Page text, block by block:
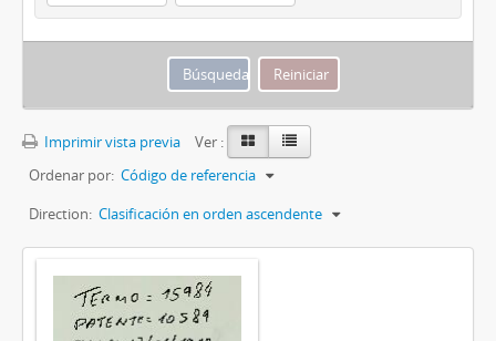
Imprimir vista previa
Ver :
Ordenar por: Código de referencia
Direction: Clasificación en orden ascendente